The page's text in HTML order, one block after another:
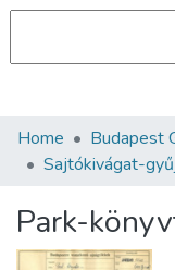
Communities &
Statistics
Home Budapest
Sajtókivágat-
Park-